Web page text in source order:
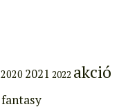
2020 2021 2022 akció
fantasy